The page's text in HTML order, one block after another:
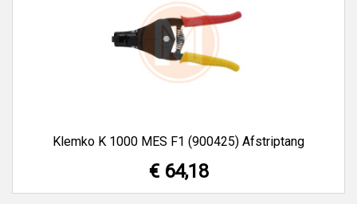
Klemko K 1000 MES F1 (900425) Afstriptang
€ 64,18